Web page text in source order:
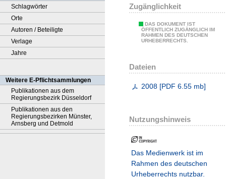
Schlagwörter
Orte
Autoren / Beteiligte
Verlage
Jahre
Weitere E-Pflichtsammlungen
Publikationen aus dem
Regierungsbezirk Düsseldorf
Publikationen aus den
Regierungsbezirken Münster,
Arnsberg und Detmold
Zugänglichkeit
DAS DOKUMENT IST
ÖFFENTLICH ZUGÄNGLICH IM
RAHMEN DES DEUTSCHEN
URHEBERRECHTS.
Dateien
2008 [PDF 6.55 mb]
Nutzungshinweis
Das Medienwerk ist im
Rahmen des deutschen
Urheberrechts nutzbar.